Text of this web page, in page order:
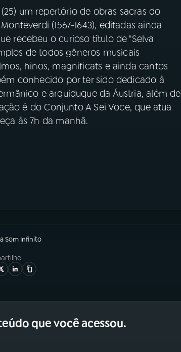
um repertório de obras sacras do
(1567-1643), editadas ainda
recebeu o curioso título de "Selva
de todos gêneros musicais
hinos, magnificats e ainda cantos
conhecido por ter sido dedicado à
e arquiduque da Áustria, além de
é do Conjunto A Sei Voce, que atua
às 7h da manhã.
Som Infinito
que você acessou.